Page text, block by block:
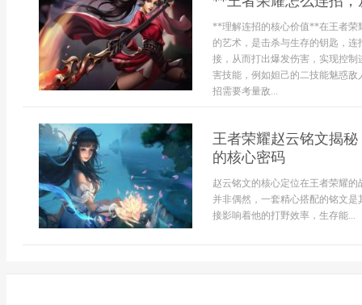
**理解连招的核心价值**在王者荣
的艺术，是击杀与生存的钥匙，
接，从而打出爆发伤害，实现控
害技能，例如妲己的二技能魅惑
招需要考量敌...
王者荣耀赵云铭文揭
的核心密码
赵云铭文的核心定位在王者荣耀
并非偶然，一套精心搭配的铭文
接影响着他的打野效率，生存能...